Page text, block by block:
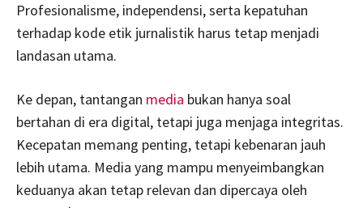
Profesionalisme, independensi, serta kepatuhan
terhadap kode etik jurnalistik harus tetap menjadi
landasan utama.
Ke depan, tantangan media bukan hanya soal
bertahan di era digital, tetapi juga menjaga integritas.
Kecepatan memang penting, tetapi kebenaran jauh
lebih utama. Media yang mampu menyeimbangkan
keduanya akan tetap relevan dan dipercaya oleh